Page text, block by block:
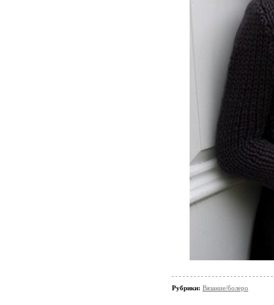
Рубрики: Вязание/болеро